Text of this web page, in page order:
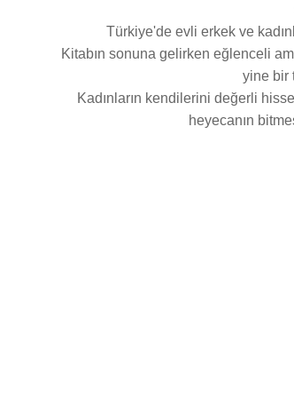
Türkiye'de evli erkek ve
Kitabın sonuna gelirken eğlenceli
yine bir
Kadınların kendilerini değerli
heyecanın